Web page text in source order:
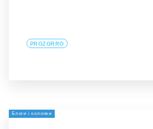
PROZORRO
Блоги і колонки